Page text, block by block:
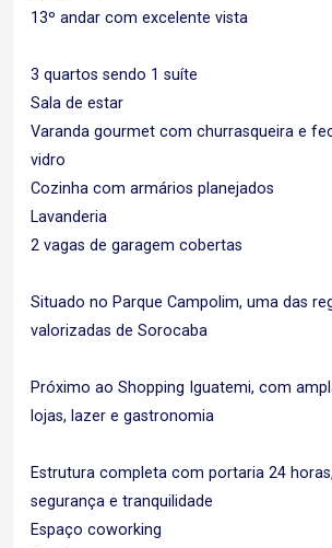
13º andar com excelente vista
3 quartos sendo 1 suíte
Sala de estar
Varanda gourmet com churrasqueira e
vidro
Cozinha com armários planejados
Lavanderia
2 vagas de garagem cobertas
Situado no Parque Campolim, uma das
valorizadas de Sorocaba
Próximo ao Shopping Iguatemi, com
lojas, lazer e gastronomia
Estrutura completa com portaria 24
segurança e tranquilidade
Espaço coworking